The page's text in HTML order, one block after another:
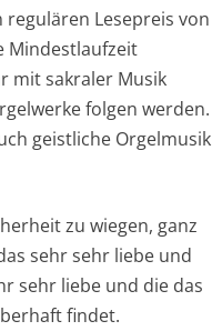
Lesepreis von
Mindestlaufzeit
mit sakraler Musik
folgen werden.
geistliche Orgelmusik
zu wiegen, ganz
sehr sehr liebe und
sehr liebe und die das
findet.